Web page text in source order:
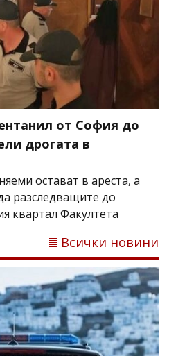
от София до
дрогата в
остават в ареста, а
разследващите до
квартал Факултета
Всички новини